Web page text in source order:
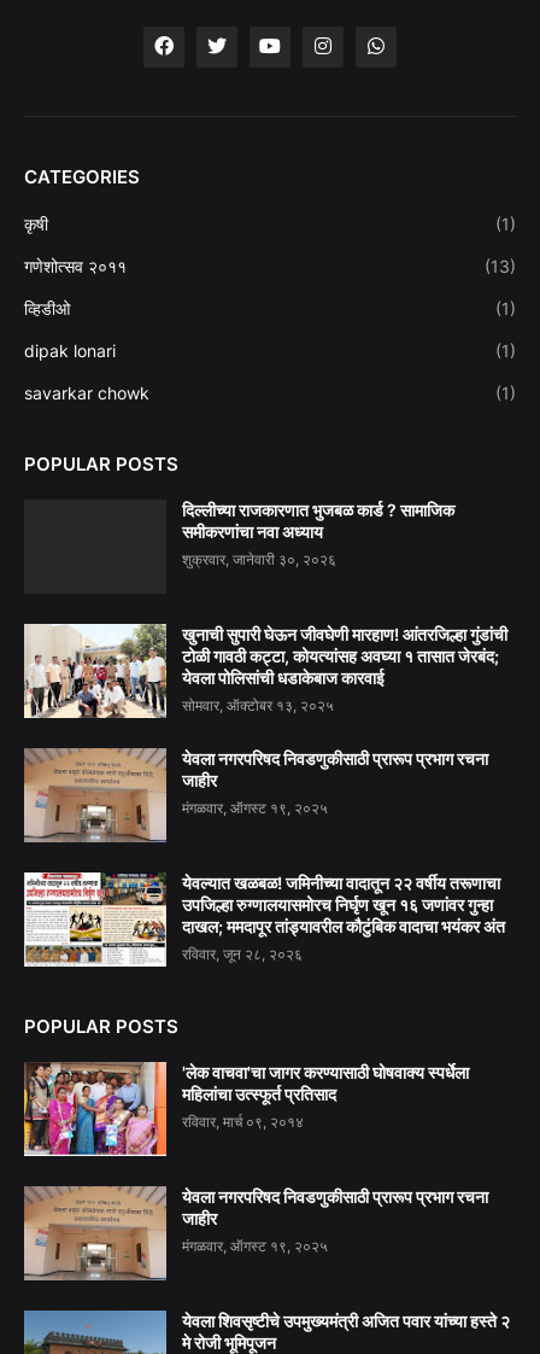
CATEGORIES
कृषी (1)
गणेशोत्सव २०११ (13)
व्हिडीओ (1)
dipak lonari (1)
savarkar chowk (1)
POPULAR POSTS
दिल्लीच्या राजकारणात भुजबळ कार्ड ? सामाजिक
समीकरणांचा नवा अध्याय
शुक्रवार, जानेवारी ३०, २०२६
खुनाची सुपारी घेऊन जीवघेणी मारहाण! आंतरजिल्हा गुंडांची
टोळी गावठी कट्टा, कोयत्यांसह अवघ्या १ तासात जेरबंद;
येवला पोलिसांची धडाकेबाज कारवाई
सोमवार, ऑक्टोबर १३, २०२५
येवला नगरपरिषद निवडणुकीसाठी प्रारूप प्रभाग रचना
जाहीर
मंगळवार, ऑगस्ट १९, २०२५
येवल्यात खळबळ! जमिनीच्या वादातून २२ वर्षीय तरूणाचा
उपजिल्हा रुग्णालयासमोरच निर्घृण खून १६ जणांवर गुन्हा
दाखल; ममदापूर तांड्यावरील कौटुंबिक वादाचा भयंकर अंत
रविवार, जून २८, २०२६
POPULAR POSTS
'लेक वाचवा'चा जागर करण्यासाठी घोषवाक्य स्पर्धेला
महिलांचा उत्स्फूर्त प्रतिसाद
रविवार, मार्च ०९, २०१४
येवला नगरपरिषद निवडणुकीसाठी प्रारूप प्रभाग रचना
जाहीर
मंगळवार, ऑगस्ट १९, २०२५
येवला शिवसृष्टीचे उपमुख्यमंत्री अजित पवार यांच्या हस्ते २
मे रोजी भूमिपूजन